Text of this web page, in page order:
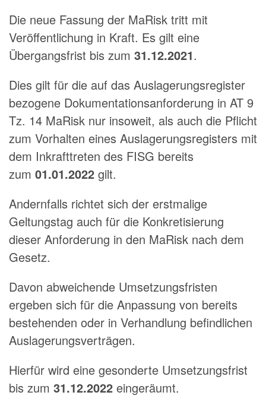
Die neue Fassung der MaRisk tritt mit
Veröffentlichung in Kraft. Es gilt eine
Übergangsfrist bis zum 31.12.2021.
Dies gilt für die auf das Auslagerungsregister
bezogene Dokumentationsanforderung in AT 9
Tz. 14 MaRisk nur insoweit, als auch die Pflicht
zum Vorhalten eines Auslagerungsregisters mit
dem Inkrafttreten des FISG bereits
zum 01.01.2022 gilt.
Andernfalls richtet sich der erstmalige
Geltungstag auch für die Konkretisierung
dieser Anforderung in den MaRisk nach dem
Gesetz.
Davon abweichende Umsetzungsfristen
ergeben sich für die Anpassung von bereits
bestehenden oder in Verhandlung befindlichen
Auslagerungsverträgen.
Hierfür wird eine gesonderte Umsetzungsfrist
bis zum 31.12.2022 eingeräumt.